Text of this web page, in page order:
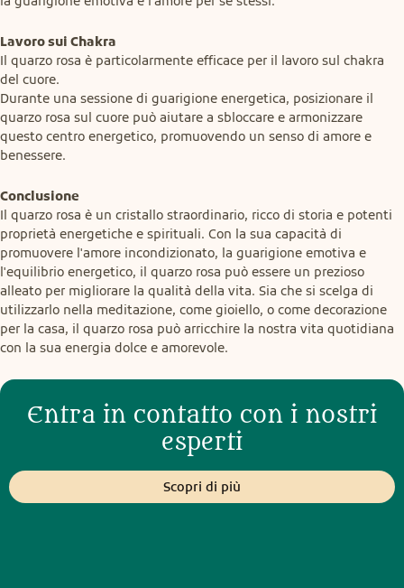
Lavoro sui Chakra
Il quarzo rosa è particolarmente efficace per il lavoro sul chakra
del cuore.
Durante una sessione di guarigione energetica, posizionare il
quarzo rosa sul cuore può aiutare a sbloccare e armonizzare
questo centro energetico, promuovendo un senso di amore e
benessere.
Conclusione
Il quarzo rosa è un cristallo straordinario, ricco di storia e potenti
proprietà energetiche e spirituali. Con la sua capacità di
promuovere l'amore incondizionato, la guarigione emotiva e
l'equilibrio energetico, il quarzo rosa può essere un prezioso
alleato per migliorare la qualità della vita. Sia che si scelga di
utilizzarlo nella meditazione, come gioiello, o come decorazione
per la casa, il quarzo rosa può arricchire la nostra vita quotidiana
con la sua energia dolce e amorevole.
Entra in contatto con i nostri
esperti
Scopri di più